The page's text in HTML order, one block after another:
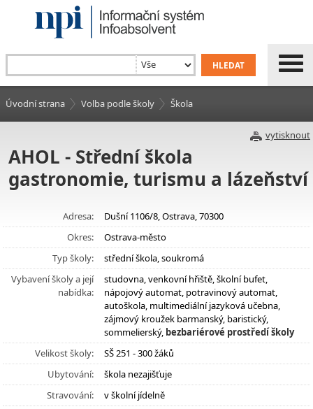
Úvodní strana Volba podle školy Škola
vytisknout
AHOL - Střední škola
gastronomie, turismu a lázeňství
Adresa:
Dušní 1106/8, Ostrava, 70300
Okres:
Ostrava-město
Typ školy:
střední škola, soukromá
Vybavení školy a její
nabídka:
studovna, venkovní hřiště, školní bufet,
nápojový automat, potravinový automat,
autoškola, multimediální jazyková učebna,
zájmový kroužek barmanský, baristický,
sommelierský, bezbariérové prostředí školy
Velikost školy:
SŠ 251 - 300 žáků
Ubytování:
škola nezajišťuje
Stravování:
v školní jídelně